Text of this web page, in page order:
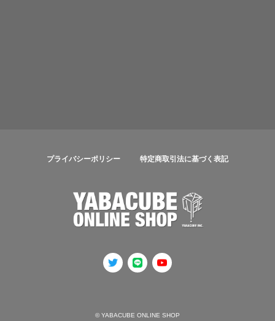
プライバシーポリシー 特定商取引法に基づく表記
© YABACUBE ONLINE SHOP